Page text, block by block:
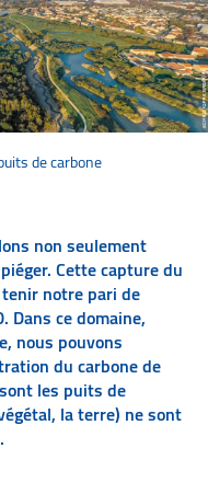
de carbone
non seulement
Cette capture du
notre pari de
Dans ce domaine,
nous pouvons
du carbone de
les puits de
la terre) ne sont